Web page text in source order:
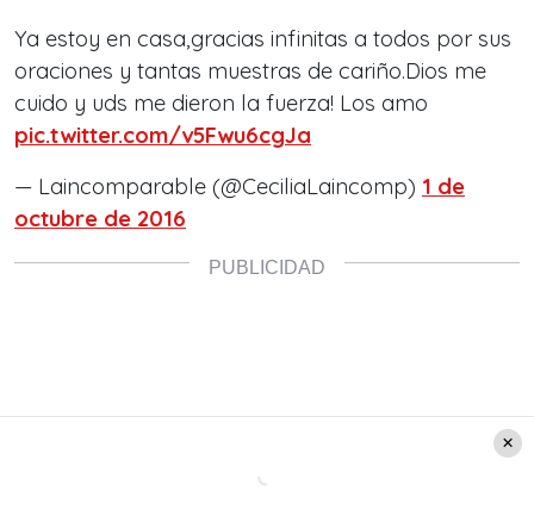
Ya estoy en casa,gracias infinitas a todos por sus
oraciones y tantas muestras de cariño.Dios me
cuido y uds me dieron la fuerza! Los amo
pic.twitter.com/v5Fwu6cgJa
— Laincomparable (@CeciliaLaincomp) 1 de
octubre de 2016